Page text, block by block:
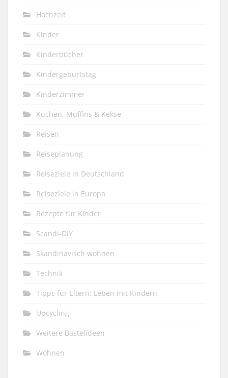
Hochzeit
Kinder
Kinderbücher
Kindergeburtstag
Kinderzimmer
Kuchen, Muffins & Kekse
Reisen
Reiseplanung
Reiseziele in Deutschland
Reiseziele in Europa
Rezepte für Kinder
Scandi-DIY
Skandinavisch wohnen
Technik
Tipps für Eltern: Leben mit Kindern
Upcycling
Weitere Bastelideen
Wohnen